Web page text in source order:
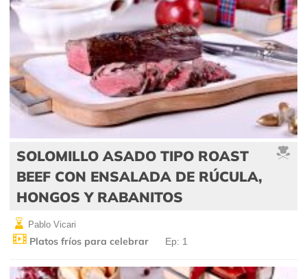
SOLOMILLO ASADO TIPO ROAST
BEEF CON ENSALADA DE RÚCULA,
HONGOS Y RABANITOS
Pablo Vicari
Platos fríos para celebrar Ep: 1